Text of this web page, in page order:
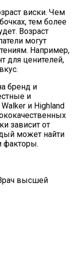
виски. Чем
тем более
Возраст
могут
Например,
для ценителей,
бренд и
и
и Highland
зависит от
может найти
факторы.
высшей